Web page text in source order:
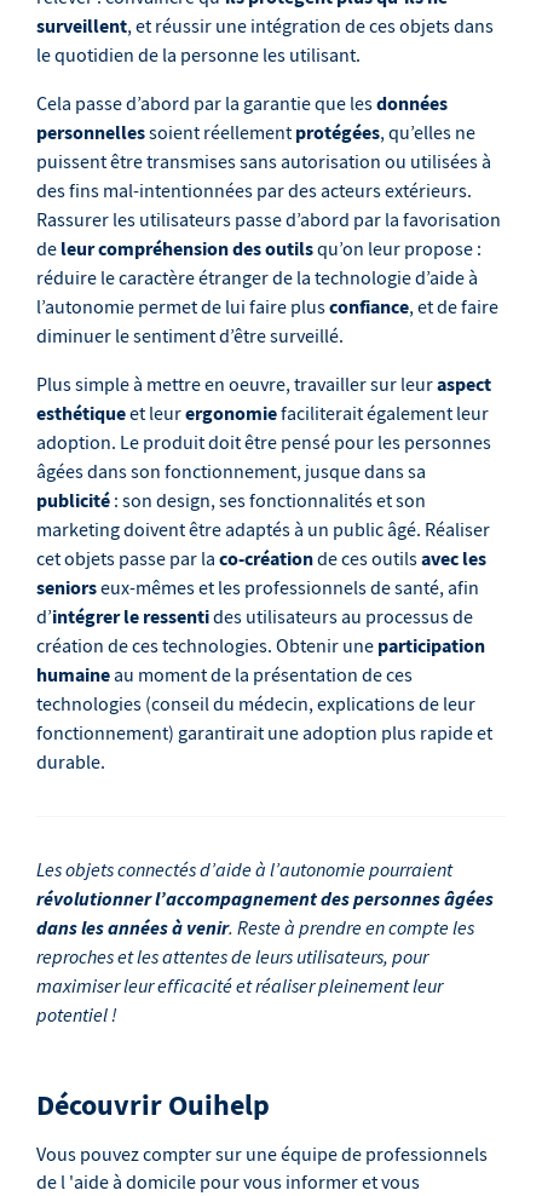
surveillent, et réussir une intégration de ces objets dans
le quotidien de la personne les utilisant.
Cela passe d’abord par la garantie que lesdonnées
personnellessoient réellement protégées, qu’elles ne
puissent être transmises sans autorisation ou utilisées à
des fins mal-intentionnées par des acteurs extérieurs.
Rassurer les utilisateurs passe d’abord par la favorisation
de leur compréhension des outilsqu’on leur propose :
réduire le caractère étranger de la technologie d’aide à
l’autonomie permet de lui faire plusconfiance, et de faire
diminuer le sentiment d’être surveillé.
Plus simple à mettre en oeuvre, travailler sur leuraspect
esthétiqueet leurergonomiefaciliterait également leur
adoption. Le produit doit être pensé pour les personnes
âgées dans son fonctionnement, jusque dans sa
publicité : son design, ses fonctionnalités et son
marketing doivent être adaptés à un public âgé. Réaliser
cet objets passe par la co-créationde ces outilsavec les
seniorseux-mêmes et les professionnels de santé, afin
d’intégrer le ressentides utilisateurs au processus de
création de ces technologies. Obtenir une participation
humaineau moment de la présentation de ces
technologies (conseil du médecin, explications de leur
fonctionnement) garantirait une adoption plus rapide et
durable.
Les objets connectés d’aide à l’autonomie pourraient
révolutionner l’accompagnement des personnes âgées
dans les années à venir. Reste à prendre en compte les
reproches et les attentes de leurs utilisateurs, pour
maximiser leur efficacité et réaliser pleinement leur
potentiel !
Découvrir Ouihelp
Vous pouvez compter sur une équipe de professionnels
de l 'aide à domicile pour vous informer et vous